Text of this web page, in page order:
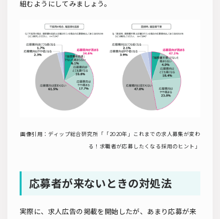
組むようにしてみましょう。
画像引用： ディップ総合研究所「「2020年」これまでの求人募集が変わ
る！求職者が応募したくなる採用のヒント」
応募者が来ないときの対処法
実際に、求人広告の掲載を開始したが、あまり応募が来